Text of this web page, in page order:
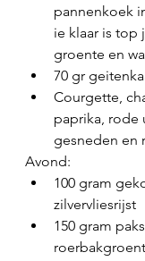
pannenkoek
ie klaar is top
groente en
70 gr
Courgette,
paprika, rode
gesneden en
Avond:
100 gram
zilvervliesrijst
150 gram